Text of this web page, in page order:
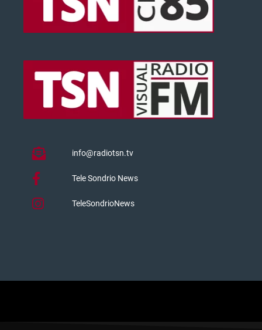
info@radiotsn.tv
Tele Sondrio News
TeleSondrioNews